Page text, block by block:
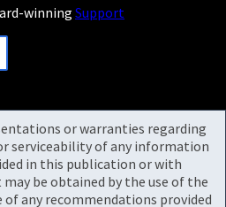
winning Support
or warranties regarding
serviceability of any information
in this publication or with
be obtained by the use of the
any recommendations provided